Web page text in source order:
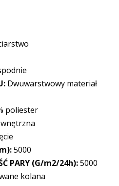
Dwuwarstwowy materiał
poliester
5000
PARY (G/m2/24h):5000
kolana